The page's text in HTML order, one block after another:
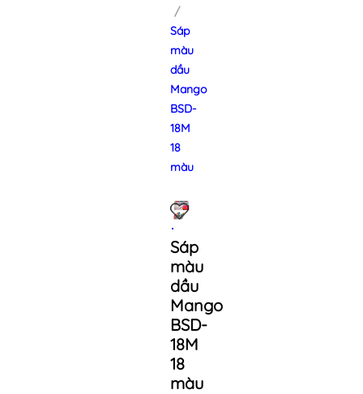
Sáp
màu
dầu
Mango
BSD-
18M
18
màu
Sáp
màu
dầu
Mango
BSD-
18M
18
màu